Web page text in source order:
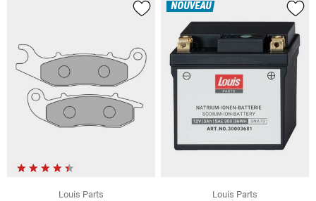
Louis Parts
NOUVEAU
Louis Parts